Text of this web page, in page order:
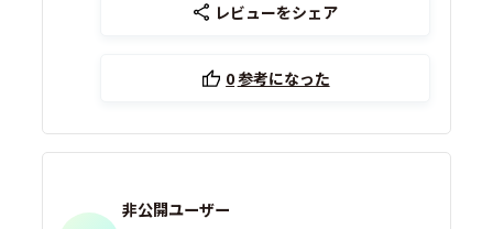
レビューをシェア
0参考になった
非公開ユーザー